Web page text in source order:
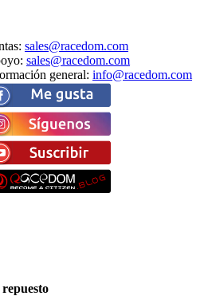
: sales@racedom.com
: sales@racedom.com
general: info@racedom.com